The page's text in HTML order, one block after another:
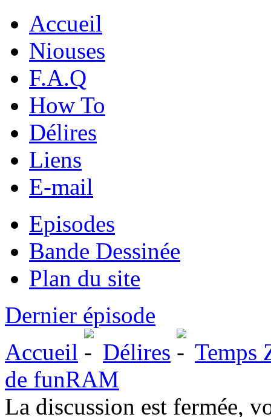
Accueil
Niouses
F.A.Q
How To
Délires
Liens
E-mail
Episodes
Bande Dessinée
Plan du site
Dernier épisode
Accueil
Délires
Temps
de funRAM
La discussion est fermée,